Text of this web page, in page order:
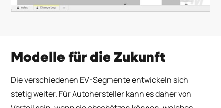
Modelle für die Zukunft
Die verschiedenen EV-Segmente entwickeln sich
stetig weiter. Für Autohersteller kann es daher von